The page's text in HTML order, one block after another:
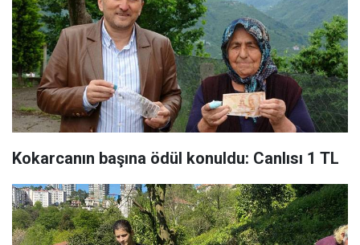
Kokarcanın başına ödül konuldu: Canlısı 1 TL